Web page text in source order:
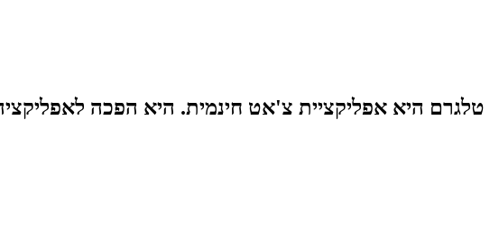
טלגרם היא אפליקציית צ'אט חינמית. היא הפכה